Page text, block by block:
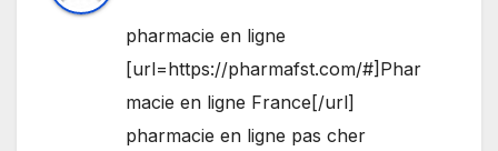
pharmacie en ligne
[url=https://pharmafst.com/#]Phar
macie en ligne France[/url]
pharmacie en ligne pas cher